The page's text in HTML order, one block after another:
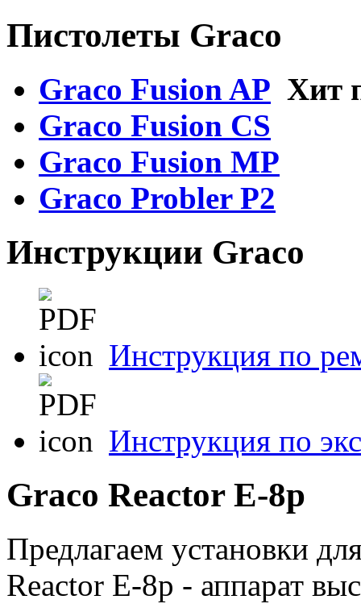
Пистолеты Graco
Graco Fusion AP Хит
Graco Fusion CS
Graco Fusion MP
Graco Probler P2
Инструкции Graco
Инструкция по
Инструкция по
Graco Reactor E-8p
Предлагаем установки
Reactor E-8p - аппарат